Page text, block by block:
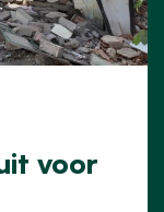
voor